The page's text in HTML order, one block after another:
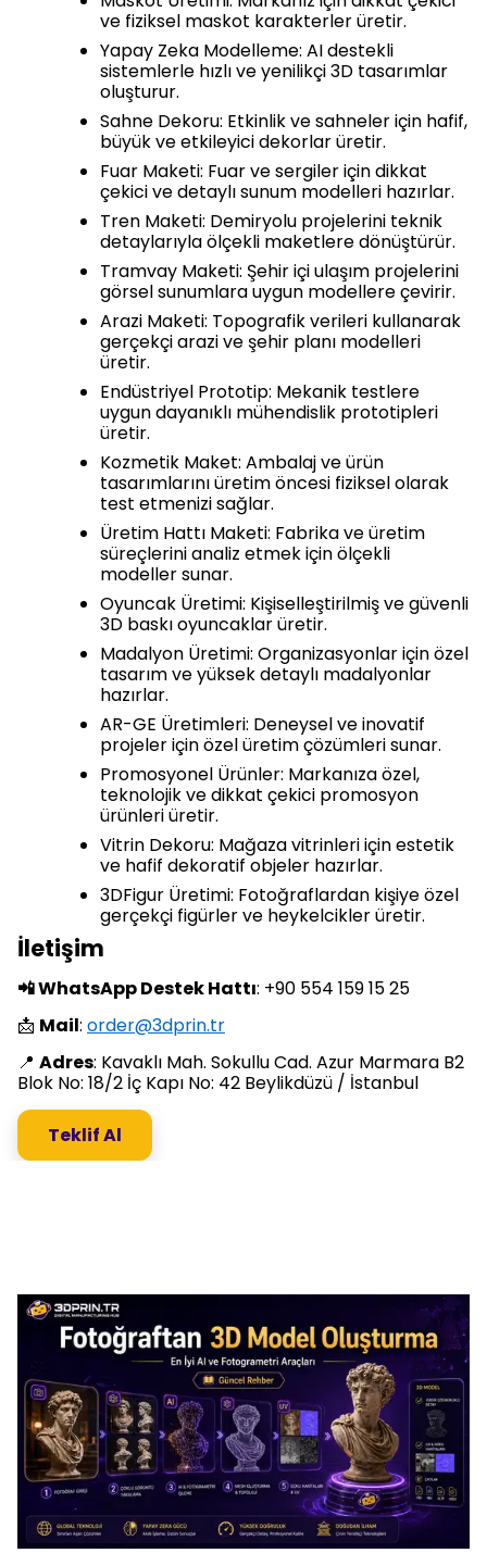
ve fiziksel maskot karakterler üretir.
Yapay Zeka Modelleme: AI destekli
sistemlerle hızlı ve yenilikçi 3D tasarımlar
oluşturur.
Sahne Dekoru: Etkinlik ve sahneler için hafif,
büyük ve etkileyici dekorlar üretir.
Fuar Maketi: Fuar ve sergiler için dikkat
çekici ve detaylı sunum modelleri hazırlar.
Tren Maketi: Demiryolu projelerini teknik
detaylarıyla ölçekli maketlere dönüştürür.
Tramvay Maketi: Şehir içi ulaşım projelerini
görsel sunumlara uygun modellere çevirir.
Arazi Maketi: Topografik verileri kullanarak
gerçekçi arazi ve şehir planı modelleri
üretir.
Endüstriyel Prototip: Mekanik testlere
uygun dayanıklı mühendislik prototipleri
üretir.
Kozmetik Maket: Ambalaj ve ürün
tasarımlarını üretim öncesi fiziksel olarak
test etmenizi sağlar.
Üretim Hattı Maketi: Fabrika ve üretim
süreçlerini analiz etmek için ölçekli
modeller sunar.
Oyuncak Üretimi: Kişiselleştirilmiş ve güvenli
3D baskı oyuncaklar üretir.
Madalyon Üretimi: Organizasyonlar için özel
tasarım ve yüksek detaylı madalyonlar
hazırlar.
AR-GE Üretimleri: Deneysel ve inovatif
projeler için özel üretim çözümleri sunar.
Promosyonel Ürünler: Markanıza özel,
teknolojik ve dikkat çekici promosyon
ürünleri üretir.
Vitrin Dekoru: Mağaza vitrinleri için estetik
ve hafif dekoratif objeler hazırlar.
3DFigur Üretimi: Fotoğraflardan kişiye özel
gerçekçi figürler ve heykelcikler üretir.
İletişim
📲 WhatsApp Destek Hattı: +90 554 159 15 25
📩 Mail: order@3dprin.tr
📍 Adres: Kavaklı Mah. Sokullu Cad. Azur Marmara B2
Blok No: 18/2 İç Kapı No: 42 Beylikdüzü / İstanbul
Teklif Al